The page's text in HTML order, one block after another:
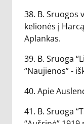
38. B. Sruogos
kelionės į
Aplankas.
39. B. Sruoga
“Naujienos” -
40. Apie
41. B. Sruoga